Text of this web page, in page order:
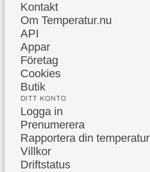
Kontakt
Om Temperatur.nu
API
Appar
Företag
Cookies
Butik
DITT KONTO
Logga in
Prenumerera
Rapportera din temperatur
Villkor
Driftstatus